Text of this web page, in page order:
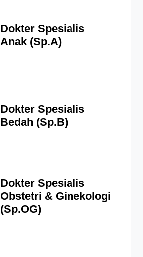
Dokter Spesialis
Anak (Sp.A)
Dokter Spesialis
Bedah (Sp.B)
Dokter Spesialis
Obstetri & Ginekologi
(Sp.OG)